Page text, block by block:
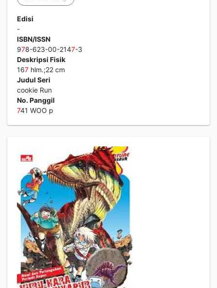
Edisi
-
ISBN/ISSN
978-623-00-2147-3
Deskripsi Fisik
167 hlm.;22 cm
Judul Seri
cookie Run
No. Panggil
741 WOO p